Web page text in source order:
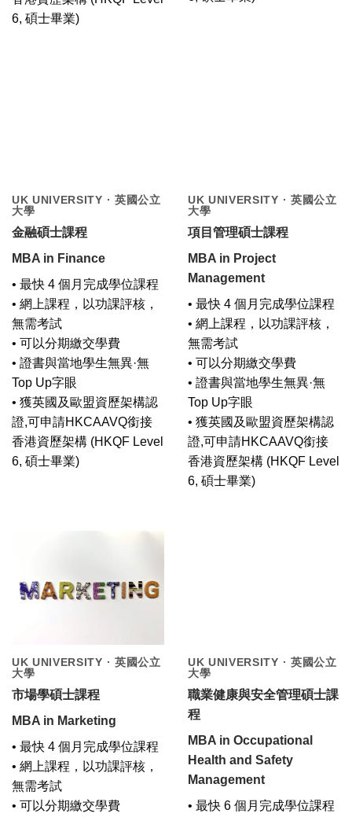
6, 碩士畢業)
UK UNIVERSITY · 英國公立
大學
金融碩士課程
MBA in Finance
• 最快 4 個月完成學位課程
• 網上課程，以功課評核，
無需考試
• 可以分期繳交學費
• 證書與當地學生無異·無
Top Up字眼
• 獲英國及歐盟資歷架構認
證,可申請HKCAAVQ銜接
香港資歷架構 (HKQF Level
6, 碩士畢業)
UK UNIVERSITY · 英國公立
大學
項目管理碩士課程
MBA in Project
Management
• 最快 4 個月完成學位課程
• 網上課程，以功課評核，
無需考試
• 可以分期繳交學費
• 證書與當地學生無異·無
Top Up字眼
• 獲英國及歐盟資歷架構認
證,可申請HKCAAVQ銜接
香港資歷架構 (HKQF Level
6, 碩士畢業)
UK UNIVERSITY · 英國公立
大學
市場學碩士課程
MBA in Marketing
• 最快 4 個月完成學位課程
• 網上課程，以功課評核，
無需考試
• 可以分期繳交學費
UK UNIVERSITY · 英國公立
大學
職業健康與安全管理碩士課
程
MBA in Occupational
Health and Safety
Management
• 最快 6 個月完成學位課程